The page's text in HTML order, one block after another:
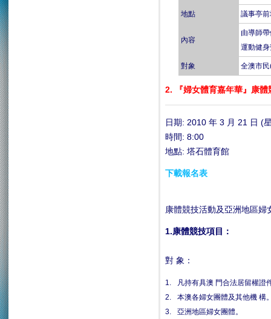
地點 議事亭
內容
由導師
運動健
對象 全澳市
2. 『婦女體育嘉年華』康體
日期: 2010 年 3 月 21 日 (
時間: 8:00
地點: 塔石體育館
下載報名表
康體競技活動及亞洲地區婦
1.康體競技項目：
對 象：
1.
凡持有具澳 門合法居留權證
2.
本澳各婦女團體及其他機 構
3.
亞洲地區婦女團體。